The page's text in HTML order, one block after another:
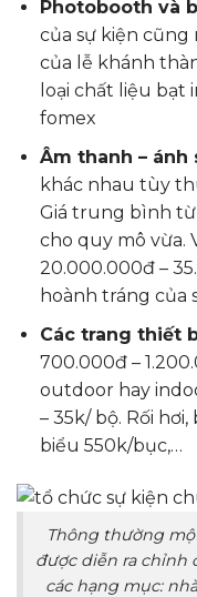
Photobooth và
của sự kiện
của lễ khánh
loại chất liệu bạt
fomex
Âm thanh – ánh
khác nhau tùy
Giá trung bình từ
cho quy mô vừa.
20.000.000đ –
hoành tráng của
Các trang thiết
700.000đ –
outdoor hay
– 35k/ bộ. Rối
biểu 550k/bục,…
Thông thường
được diễn ra chỉnh
các hạng mục: